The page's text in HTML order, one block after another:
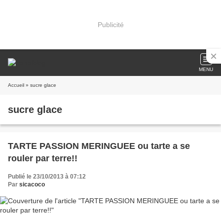
Publicité
MENU
Accueil » sucre glace
sucre glace
TARTE PASSION MERINGUEE ou tarte a se
rouler par terre!!
Publié le 23/10/2013 à 07:12
Par sicacoco